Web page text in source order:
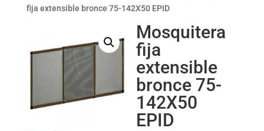
fija extensible bronce 75-142X50 EPID
Mosquitera
fija
extensible
bronce 75-
142X50
EPID